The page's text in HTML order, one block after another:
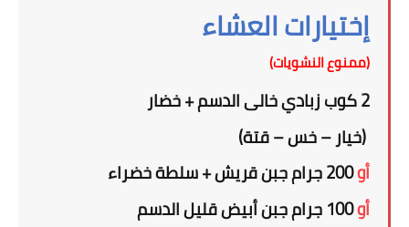
إختيارات العشاء
(ممنوع النشويات)
2كوب زبادي خالى الدسم+خضار
(خيار – خس – قتة)
أو2
00 جرام جبن قريش + سلطة خضراء
أو100 جرام جبن أبيض قليل الدسم